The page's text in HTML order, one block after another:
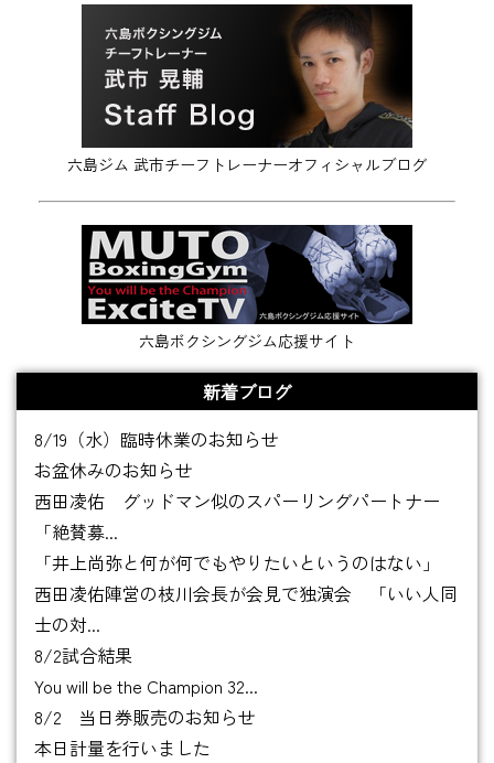
六島ジム 武市チーフトレーナーオフィシャルブログ
六島ボクシングジム応援サイト
新着ブログ
8/19（水）臨時休業のお知らせ
お盆休みのお知らせ
西田凌佑 グッドマン似のスパーリングパートナー
「絶賛募...
「井上尚弥と何が何でもやりたいというのはない」
西田凌佑陣営の枝川会長が会見で独演会 「いい人同
士の対...
8/2試合結果
You will be the Champion 32...
8/2 当日券販売のお知らせ
本日計量を行いました